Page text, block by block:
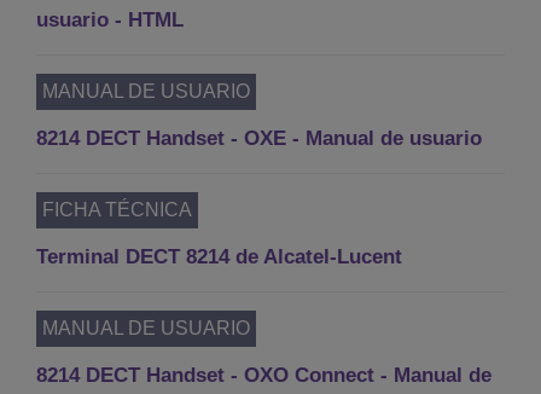
usuario - HTML
MANUAL DE USUARIO
8214 DECT Handset - OXE - Manual de usuario
FICHA TÉCNICA
Terminal DECT 8214 de Alcatel-Lucent
MANUAL DE USUARIO
8214 DECT Handset - OXO Connect - Manual de